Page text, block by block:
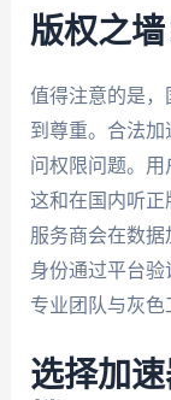
版权之
值得注意的是，
到尊重。合法
问权限问题。用
这和在国内听正
服务商会在数
身份通过平台
专业团队与灰色
选择加